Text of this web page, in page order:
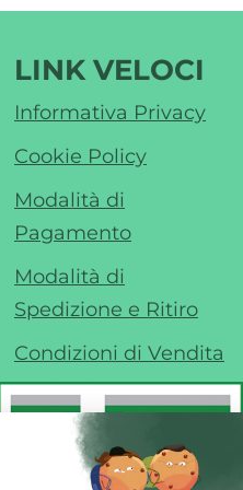
LINK VELOCI
Informativa Privacy
Cookie Policy
Modalità di
Pagamento
Modalità di
Spedizione e Ritiro
Condizioni di Vendita